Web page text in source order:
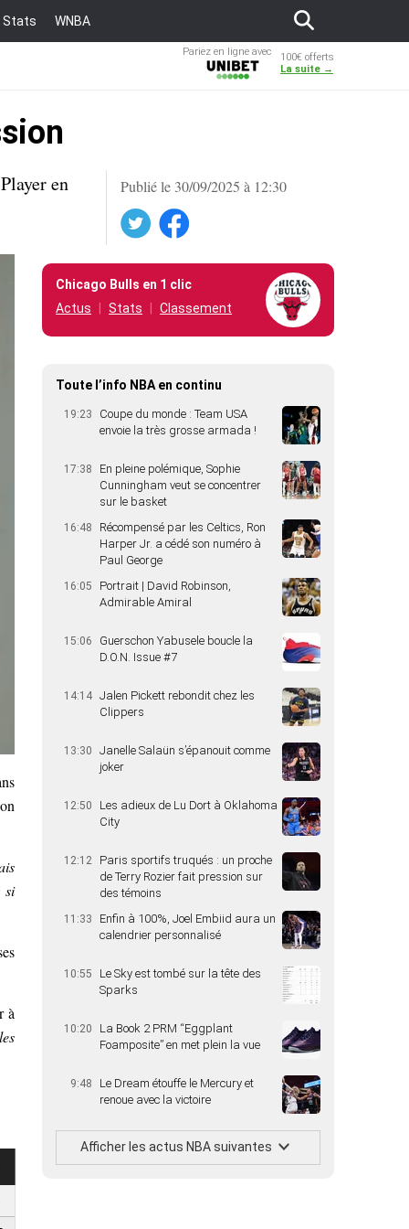
Stats WNBA
Pariez en ligne avec
100€ offerts
La suite →
Publié le 30/09/2025 à 12:30
Facebook
en
si
à
Chicago Bulls en 1 clic
Actus
Stats Classement
Toute l’info NBA en continu
19:23
Coupe du monde : Team USA
envoie la très grosse armada !
17:38
En pleine polémique, Sophie
Cunningham veut se concentrer
sur le basket
16:48
Récompensé par les Celtics, Ron
Harper Jr. a cédé son numéro à
Paul George
16:05
Portrait | David Robinson,
Admirable Amiral
15:06
Guerschon Yabusele boucle la
D.O.N. Issue #7
14:14 Jalen Pickett rebondit chez les
Clippers
13:30
Janelle Salaün s’épanouit comme
joker
12:50
Les adieux de Lu Dort à Oklahoma
City
12:12
Paris sportifs truqués : un proche
de Terry Rozier fait pression sur
des témoins
11:33
Enfin à 100%, Joel Embiid aura un
calendrier personnalisé
10:55
Le Sky est tombé sur la tête des
Sparks
10:20
La Book 2 PRM “Eggplant
Foamposite” en met plein la vue
9:48
Le Dream étouffe le Mercury et
renoue avec la victoire
Afficher les actus NBA suivantes